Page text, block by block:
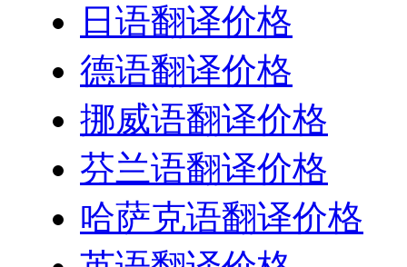
日语翻译价格
德语翻译价格
挪威语翻译价格
芬兰语翻译价格
哈萨克语翻译价格